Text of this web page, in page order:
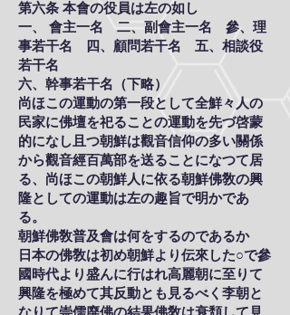
第六条 本會の役員は左の如し
一、 會主一名 二、副會主一名 參、理
事若干名 四、顧問若干名 五、相談役
若干名
六、幹事若干名（下略）
尚ほこの運動の第一段として全鮮々人の
民家に佛壇を祀ることの運動を先づ啓蒙
的になし且つ朝鮮は觀音信仰の多い關係
から觀音經百萬部を送ることになつて居
る、尚ほこの朝鮮人に依る朝鮮佛敎の興
隆としての運動は左の趣旨で明かであ
る。
朝鮮佛敎普及會は何をするのであるか
日本の佛敎は初め朝鮮より伝來した○で參
國時代より盛んに行はれ高麗朝に至りて
興隆を極めて其反動とも見るべく李朝と